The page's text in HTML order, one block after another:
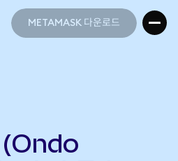
METAMASK 다운로드